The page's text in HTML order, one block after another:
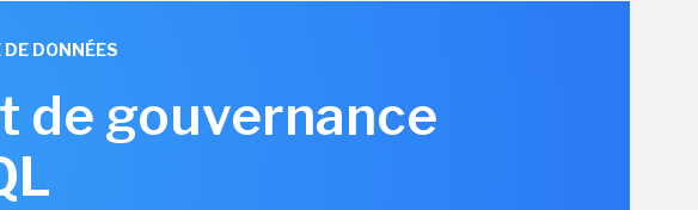
DE DONNÉES
de gouvernance